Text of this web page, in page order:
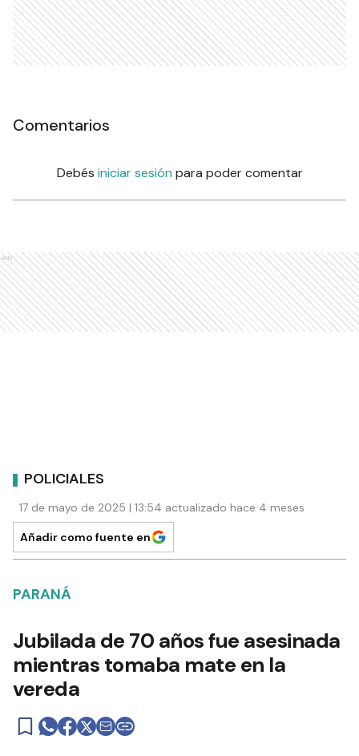
Comentarios
Debés iniciar sesión para poder comentar
Ads
POLICIALES
17 de mayo de 2025 | 13:54 actualizado hace 4 meses
Añadir como fuente en
PARANÁ
Jubilada de 70 años fue asesinada
mientras tomaba mate en la
vereda